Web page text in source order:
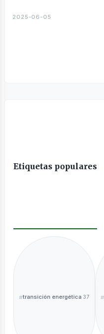
2025-06-05
Etiquetas populares
transición energética 37